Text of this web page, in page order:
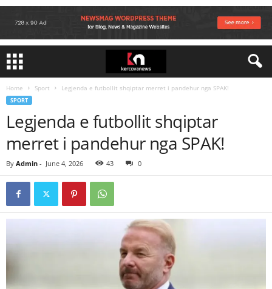
Home Sport Legjenda e futbollit shqiptar merret i pandehur nga SPAK!
SPORT
Legjenda e futbollit shqiptar
merret i pandehur nga SPAK!
By Admin - June 4, 2026 43 0